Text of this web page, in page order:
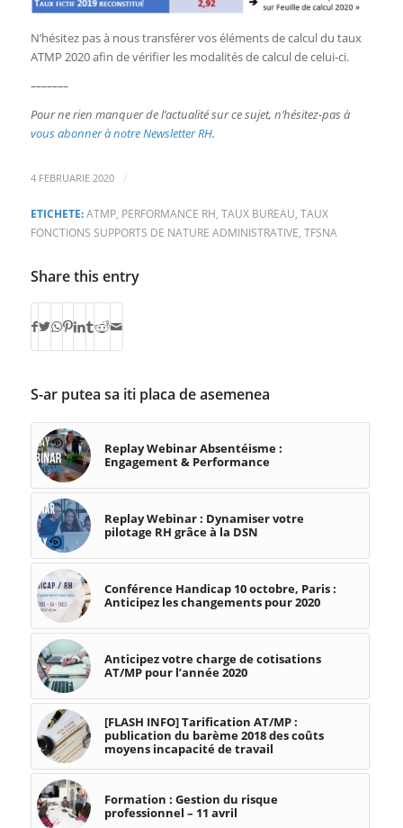
N’hésitez pas à nous transférer vos éléments de calcul du taux
ATMP 2020 afin de vérifier les modalités de calcul de celui-ci.
–––––––
Pour ne rien manquer de l’actualité sur ce sujet, n’hésitez-pas à
vous abonner à notre Newsletter RH.
4 FEBRUARIE 2020 /
ETICHETE: ATMP, PERFORMANCE RH TAUX BUREAU TAUX
FONCTIONS SUPPORTS DE NATURE ADMINISTRATIVE TFSNA
Share this entry
S-ar putea sa iti placa de asemenea
Replay Webinar Absentéisme :
Engagement & Performance
Replay Webinar : Dynamiser votre
pilotage RH grâce à la DSN
Conférence Handicap 10 octobre, Paris :
Anticipez les changements pour 2020
Anticipez votre charge de cotisations
AT/MP pour l’année 2020
[FLASH INFO] Tarification AT/MP :
publication du barème 2018 des coûts
moyens incapacité de travail
Formation : Gestion du risque
professionnel – 11 avril